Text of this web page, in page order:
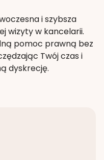
i szybsza
wizyty w kancelarii.
pomoc prawną bez
Twój czas i
dyskrecję.